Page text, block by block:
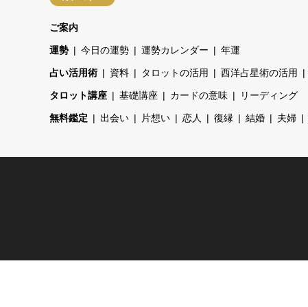
ご案内
運勢 今日の運勢 運勢カレンダー 年運
占い活用術 資料 タロットの活用 西洋占星術の活用
タロット講座 基礎講座 カードの意味 リーディング
無料鑑定 出会い 片想い 恋人 復縁 結婚 夫婦